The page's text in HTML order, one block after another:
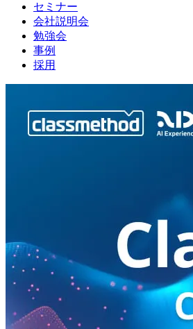
セミナー
会社説明会
勉強会
事例
採用